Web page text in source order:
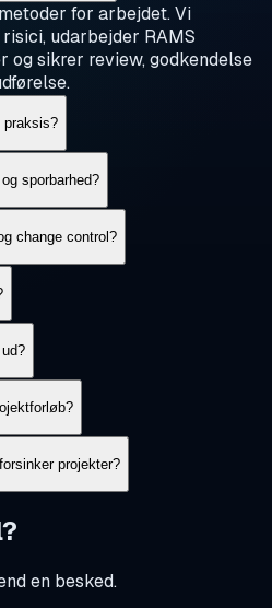
for arbejdet. Vi
udarbejder RAMS
og sikrer review, godkendelse
praksis?
sporbarhed?
change control?
projekter?
en besked.